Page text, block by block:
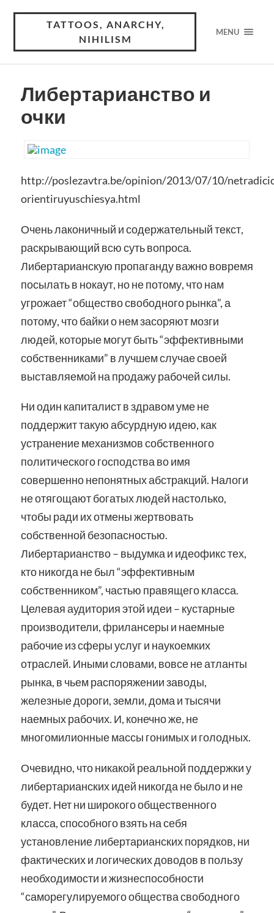
TATTOOS, ANARCHY,
NIHILISM
MENU
Либертарианство и
очки
http://poslezavtra.be/opinion/2013/07/10/
orientiruyuschiesya.html
Очень лаконичный и содержательный текст,
раскрывающий всю суть вопроса.
Либертарианскую пропаганду важно вовремя
посылать в нокаут, но не потому, что нам
угрожает “общество свободного рынка”, а
потому, что байки о нем засоряют мозги
людей, которые могут быть “эффективными
собственниками” в лучшем случае своей
выставляемой на продажу рабочей силы.
Ни один капиталист в здравом уме не
поддержит такую абсурдную идею, как
устранение механизмов собственного
политического господства во имя
совершенно непонятных абстракций. Налоги
не отягощают богатых людей настолько,
чтобы ради их отмены жертвовать
собственной безопасностью.
Либертарианство – выдумка и идеофикс тех,
кто никогда не был “эффективным
собственником”, частью правящего класса.
Целевая аудитория этой идеи – кустарные
производители, фрилансеры и наемные
рабочие из сферы услуг и наукоемких
отраслей. Иными словами, вовсе не атланты
рынка, в чьем распоряжении заводы,
железные дороги, земли, дома и тысячи
наемных рабочих. И, конечно же, не
многомилионные массы гонимых и голодных.
Очевидно, что никакой реальной поддержки у
либертарианских идей никогда не было и не
будет. Нет ни широкого общественного
класса, способного взять на себя
установление либертарианских порядков, ни
фактических и логических доводов в пользу
необходимости и жизнеспособности
“саморегулируемого общества свободного